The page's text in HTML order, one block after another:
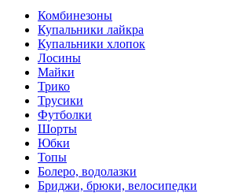
Комбинезоны
Купальники лайкра
Купальники хлопок
Лосины
Майки
Трико
Трусики
Футболки
Шорты
Юбки
Топы
Болеро, водолазки
Бриджи, брюки, велосипедки